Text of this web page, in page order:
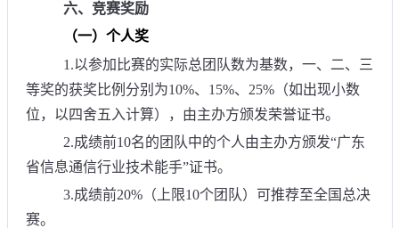
六、竞赛奖励
（一）个人奖
1.以参加比赛的实际总团队数为基数，一、二、三
等奖的获奖比例分别为10%、15%、25%（如出现小数
位，以四舍五入计算），由主办方颁发荣誉证书。
2.成绩前10名的团队中的个人由主办方颁发“广东
省信息通信行业技术能手”证书。
3.成绩前20%（上限10个团队）可推荐至全国总决
赛。